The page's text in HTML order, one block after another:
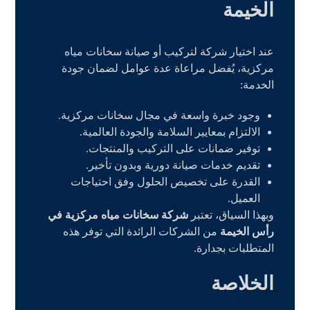
الخيمة
عند اختيار شركة لتركيب أو صيانة سخانات مياه
مركزية، يُفضل مراعاة عدة عوامل لضمان جودة
الخدمة:
وجود خبرة واسعة في مجال سخانات مركزية.
الالتزام بمعايير السلامة والجودة العالمية.
توفير ضمانات على التركيب والمنتجات.
تقديم خدمات صيانة دورية وبدون تأخير.
القدرة على تخصيص الحلول وفق احتياجات
العميل.
وبهذا السياق، تعتبرشركة سخانات مياه مركزية في
رأس الخيمة من الشركات الرائدة التي توفر هذه
المتطلبات بجدارة.
الخلاصة